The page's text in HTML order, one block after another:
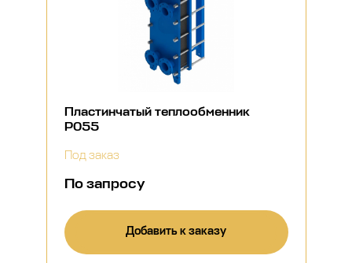
Пластинчатый теплообменник
P055
Под заказ
По запросу
Добавить к заказу